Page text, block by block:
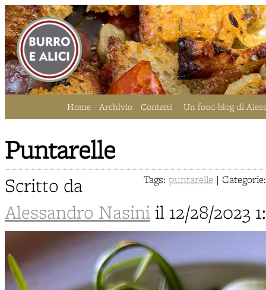
Home Archivio Contatti Un food-blog di
Puntarelle
Tags:puntarelle |
Scritto da
Alessandro Nasini il 12/28/2023